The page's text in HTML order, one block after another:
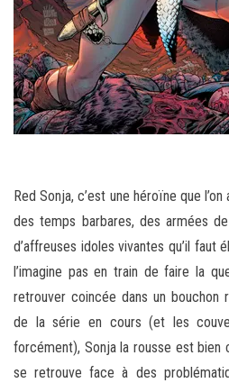
Red Sonja, c’est une héroïne que
des temps barbares, des armées
d’affreuses idoles vivantes qu’il faut
l’imagine pas en train de faire la
retrouver coincée dans un bouchon
de la série en cours (et les
forcément), Sonja la rousse est bien
se retrouve face à des